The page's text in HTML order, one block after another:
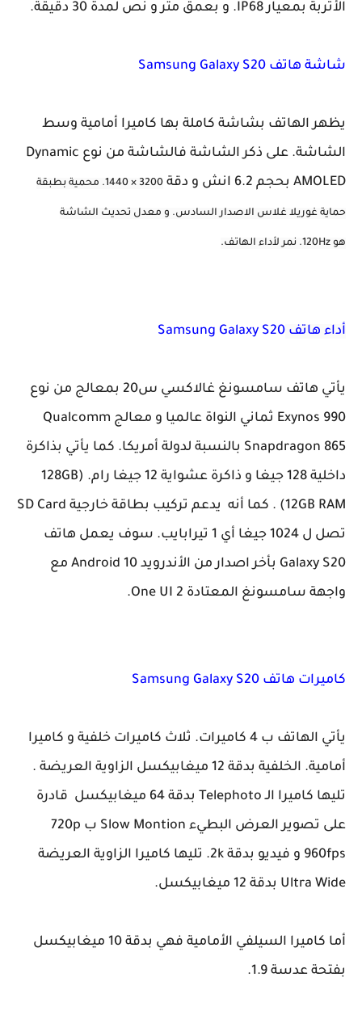
الأتربة بمعيار IP68. و بعمق متر و نص لمدة 30 دقيقة.
شاشة هاتف Samsung Galaxy S20
يظهر الهاتف بشاشة كاملة بها كاميرا أمامية وسط
الشاشة. على ذكر الشاشة فالشاشة من نوع Dynamic
AMOLED بحجم 6.2 انش و دقة
3200 × 1440. محمية بطبقة
حماية غوريلا غلاس الاصدار السادس. و معدل تحديث الشاشة
هو 120Hz. نمر لأداء الهاتف.
أداء هاتف Samsung Galaxy S20
يأتي هاتف سامسونغ غالاكسي س20 بمعالج من نوع
Exynos 990 ثماني النواة عالميا و معالج Qualcomm
Snapdragon 865 بالنسبة لدولة أمريكا. كما يأتي بذاكرة
داخلية 128 جيغا و ذاكرة عشواية 12 جيغا رام. (128GB
12GB RAM) . كما أنه يدعم تركيب بطاقة خارجية SD Card
تصل ل 1024 جيغا أي 1 تيرابايب. سوف يعمل هاتف
Galaxy S20 بأخر اصدار من الأندرويد Android 10 مع
واجهة سامسونغ المعتادة One UI 2.
كاميرات هاتف Samsung Galaxy S20
يأتي الهاتف ب 4 كاميرات. ثلاث كاميرات خلفية و كاميرا
أمامية. الخلفية بدقة 12 ميغابيكسل الزاوية العريضة .
تليها كاميرا الـ Telephoto بدقة 64 ميغابيكسل قادرة
على تصوير العرض البطيء Slow Montion ب 720p
960fps و فيديو بدقة 2k. تليها كاميرا الزاوية العريضة
Ultra Wide بدقة 12 ميغابيكسل.
أما كاميرا السيلفي الأمامية فهي بدقة 10 ميغابيكسل
بفتحة عدسة 1.9.